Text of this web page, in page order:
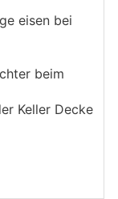
eisen bei
beim
Keller Decke